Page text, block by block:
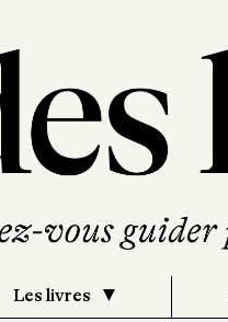
Les livres